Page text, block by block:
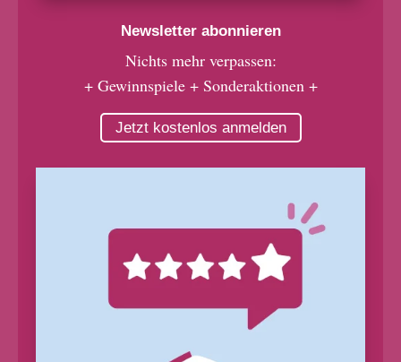
Newsletter abonnieren
Nichts mehr verpassen:
+ Gewinnspiele + Sonderaktionen +
Jetzt kostenlos anmelden